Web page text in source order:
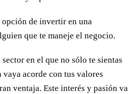
de invertir en una
que te maneje el negocio.
en el que no sólo te sientas
acorde con tus valores
ventaja. Este interés y pasión va